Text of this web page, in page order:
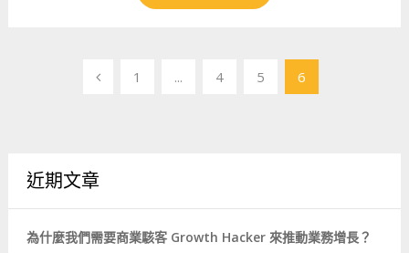
覽
1 ... 4 5 6
近期文章
為什麼我們需要商業駭客 Growth Hacker 來推動業務增長？